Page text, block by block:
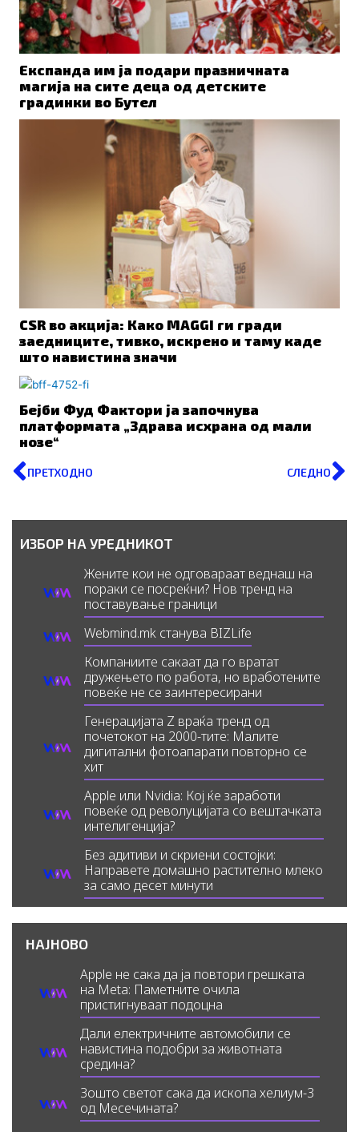
Експанда им ја подари празничната
магија на сите деца од детските
градинки во Бутел
CSR во акција: Како MAGGI ги гради
заедниците, тивко, искрено и таму каде
што навистина значи
Бејби Фуд Фактори ја започнува
платформата „Здрава исхрана од мали
нозе“
Prev
ПРЕТХОДНО СЛЕДНО
ИЗБОР НА УРЕДНИКОТ
Жените кои не одговараат веднаш на
пораки се посреќни? Нов тренд на
поставување граници
Webmind.mk станува BIZLife
Компаниите сакаат да го вратат
дружењето по работа, но вработените
повеќе не се заинтересирани
Генерацијата Z враќа тренд од
почетокот на 2000-тите: Малите
дигитални фотоапарати повторно се
хит
Apple или Nvidia: Кој ќе заработи
повеќе од револуцијата со вештачката
интелигенција?
Без адитиви и скриени состојки:
Направете домашно растително млеко
за само десет минути
НАЈНОВО
Apple не сака да ја повтори грешката
на Meta: Паметните очила
пристигнуваат подоцна
Дали електричните автомобили се
навистина подобри за животната
средина?
Зошто светот сака да ископа хелиум-3
од Месечината?